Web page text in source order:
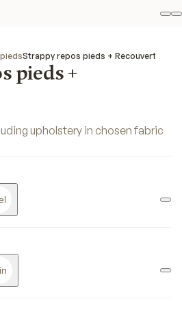
Strappy repos pieds + Recouvert
pieds +
upholstery in chosen fabric